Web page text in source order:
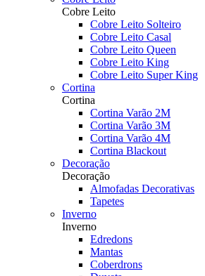
Cobre Leito
Cobre Leito Solteiro
Cobre Leito Casal
Cobre Leito Queen
Cobre Leito King
Cobre Leito Super King
Cortina
Cortina
Cortina Varão 2M
Cortina Varão 3M
Cortina Varão 4M
Cortina Blackout
Decoração
Decoração
Almofadas Decorativas
Tapetes
Inverno
Inverno
Edredons
Mantas
Coberdrons